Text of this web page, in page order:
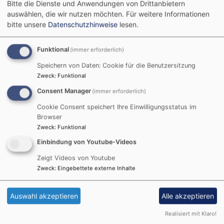
2023
Hier gibt's die Infos
zur
2023
geschenkebaumaktion_2023.pdf
Termine der esg-Bamberg
Bitte die Dienste und Anwendungen von Drittanbietern
auswählen, die wir nutzen möchten. Für weitere Informationen
bitte unsere Datenschutzhinweise lesen.
Funktional (immer erforderlich)
Speichern von Daten: Cookie für die Benutzersitzung
Zweck: Funktional
Consent Manager (immer erforderlich)
Cookie Consent speichert Ihre Einwilligungsstatus im
Browser
Zweck: Funktional
Einbindung von Youtube-Videos
Zeigt Videos von Youtube
Zweck: Eingebettete externe Inhalte
Auswahl akzeptieren Alle akzeptieren
Realisiert mit Klaro!